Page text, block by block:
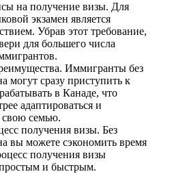
на получение визы. Для
экзамен является
Убрав этот требование,
для большего числа
Иммигранты без
могут сразу приступить к
в Канаде, что
адаптироваться и
свою семью.
получения визы. Без
вы можете сэкономить время
получения визы
простым и быстрым.